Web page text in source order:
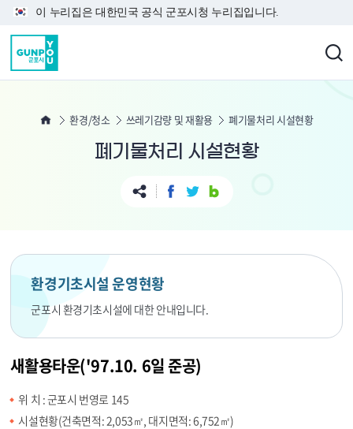
본문 바로가기
이 누리집은 대한민국 공식 군포시청 누리집입니다.
환경/청소 쓰레기감량 및 재활용 폐기물처리 시설현황
폐기물처리 시설현황
환경기초시설 운영현황
군포시 환경기초시설에 대한 안내입니다.
새활용타운('97.10. 6일 준공)
위 치 : 군포시 번영로 145
시설현황(건축면적: 2,053㎡, 대지면적: 6,752㎡)